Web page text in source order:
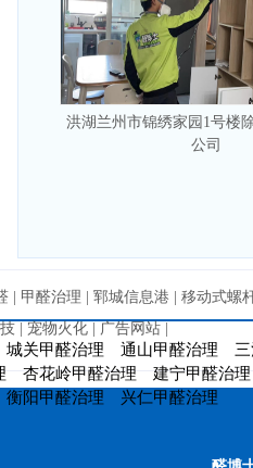
洪湖兰州市锦绣家园1号楼
公司
甲醛治理 郓城信息港 移动式螺
宠物火化 广告网站
城关甲醛治理 通山甲醛治理
杏花岭甲醛治理 建宁甲醛治理
衡阳甲醛治理 兴仁甲醛治理